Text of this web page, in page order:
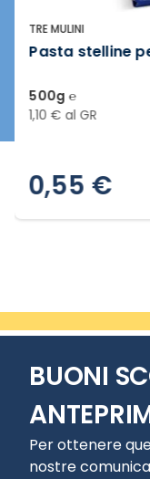
TRE MULINI
Pasta stelline
500g ℮
1,10 € al GR
0,55 €
BUONI
Per ottenere
nostre